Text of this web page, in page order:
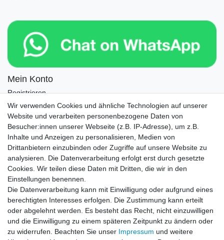
Mein Konto
Registrieren
Login
Newsletter
E-MAIL **
Newsletter
Honig
Hiermit bestätige ich, dass ich die
Einwilligung kann ich jederzeit widerrufen.**
Abonnieren
** Hierbei handelt es sich um ein Pflichtfeld.
Wir verwenden Cookies und ähnliche Technologien auf unserer
Website und verarbeiten personenbezogene Daten von
Besucher:innen unserer Webseite (z.B. IP-Adresse), um z.B.
Inhalte und Anzeigen zu personalisieren, Medien von
Drittanbietern einzubinden oder Zugriffe auf unsere Website zu
analysieren. Die Datenverarbeitung erfolgt erst durch gesetzte
Cookies. Wir teilen diese Daten mit Dritten, die wir in den
Einstellungen benennen.
Die Datenverarbeitung kann mit Einwilligung oder aufgrund eines
berechtigten Interesses erfolgen. Die Zustimmung kann erteilt
oder abgelehnt werden. Es besteht das Recht, nicht einzuwilligen
und die Einwilligung zu einem späteren Zeitpunkt zu ändern oder
zu widerrufen. Beachten Sie unser Impressum und weitere